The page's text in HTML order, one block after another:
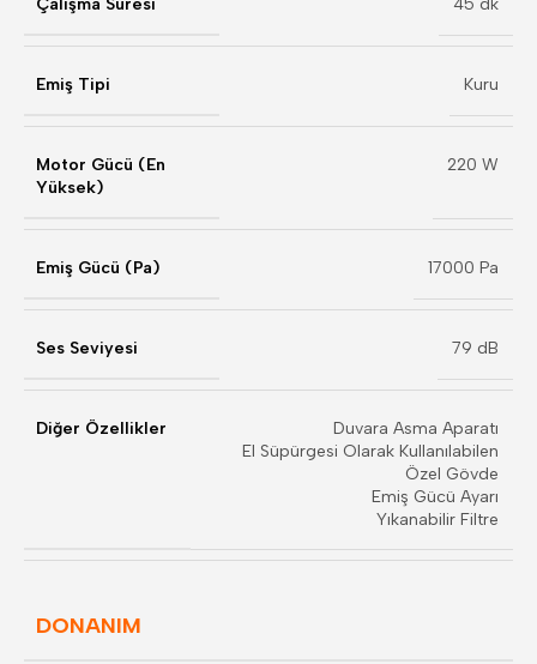
Çalışma Süresi 45 dk
Emiş Tipi Kuru
Motor Gücü (En
Yüksek)
220 W
Emiş Gücü (Pa) 17000 Pa
Ses Seviyesi 79 dB
Diğer Özellikler
Duvara Asma Aparatı
El Süpürgesi Olarak Kullanılabilen
Özel Gövde
Emiş Gücü Ayarı
Yıkanabilir Filtre
DONANIM